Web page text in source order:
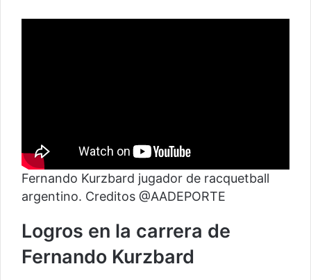
Fernando Kurzbard jugador de racquetball
argentino. Creditos @AADEPORTE
Logros en la carrera de
Fernando Kurzbard